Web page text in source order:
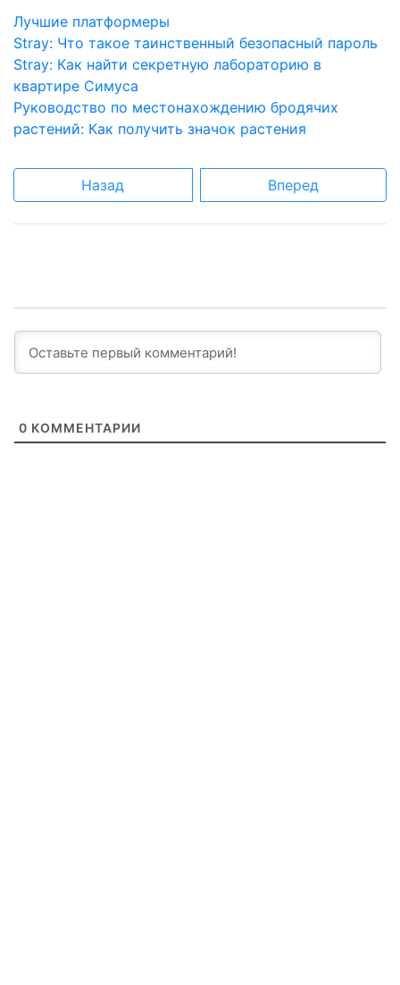
Лучшие платформеры
Stray: Что такое таинственный безопасный пароль
Stray: Как найти секретную лабораторию в
квартире Симуса
Руководство по местонахождению бродячих
растений: Как получить значок растения
Назад Вперед
0 КОММЕНТАРИИ